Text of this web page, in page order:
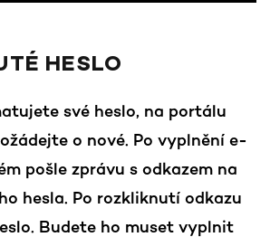
HESLO
své heslo, na portálu
o nové. Po vyplnění e-
pošle zprávu s odkazem na
hesla. Po rozkliknutí odkazu
Budete ho muset vyplnit